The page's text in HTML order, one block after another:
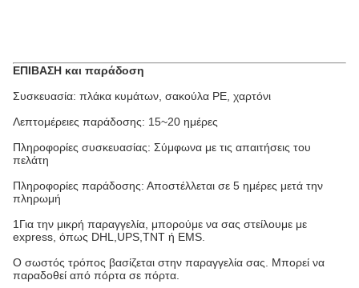
ΕΠΙΒΑΣΗ και παράδοση
Συσκευασία: πλάκα κυμάτων, σακούλα PE, χαρτόνι
Λεπτομέρειες παράδοσης: 15~20 ημέρες
Πληροφορίες συσκευασίας: Σύμφωνα με τις απαιτήσεις του
πελάτη
Πληροφορίες παράδοσης: Αποστέλλεται σε 5 ημέρες μετά την
πληρωμή
1Για την μικρή παραγγελία, μπορούμε να σας στείλουμε με
express, όπως DHL,UPS,TNT ή EMS.
Ο σωστός τρόπος βασίζεται στην παραγγελία σας. Μπορεί να
παραδοθεί από πόρτα σε πόρτα.